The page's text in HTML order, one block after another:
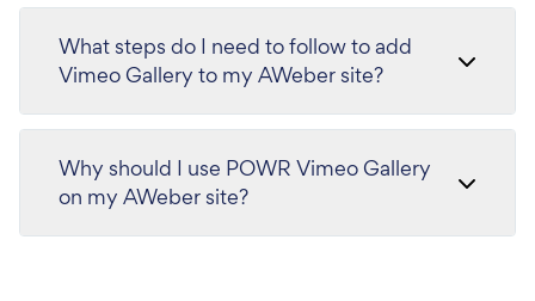
What steps do I need to follow to add
Vimeo Gallery to my AWeber site?
Why should I use POWR Vimeo Gallery
on my AWeber site?